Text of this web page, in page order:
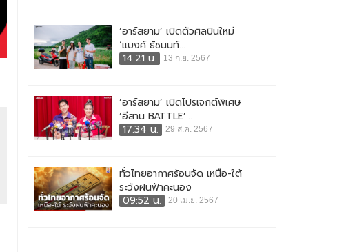
‘อาร์สยาม’ เปิดตัวศิลปินใหม่
‘แบงค์ ธัชนนท์...
14:21 น.
13 ก.ย. 2567
‘อาร์สยาม’ เปิดโปรเจกต์พิเศษ
‘อีสาน BATTLE’...
17:34 น.
29 ส.ค. 2567
ทั่วไทยอากาศร้อนจัด เหนือ-ใต้
ระวังฝนฟ้าคะนอง
09:52 น.
20 เม.ย. 2567